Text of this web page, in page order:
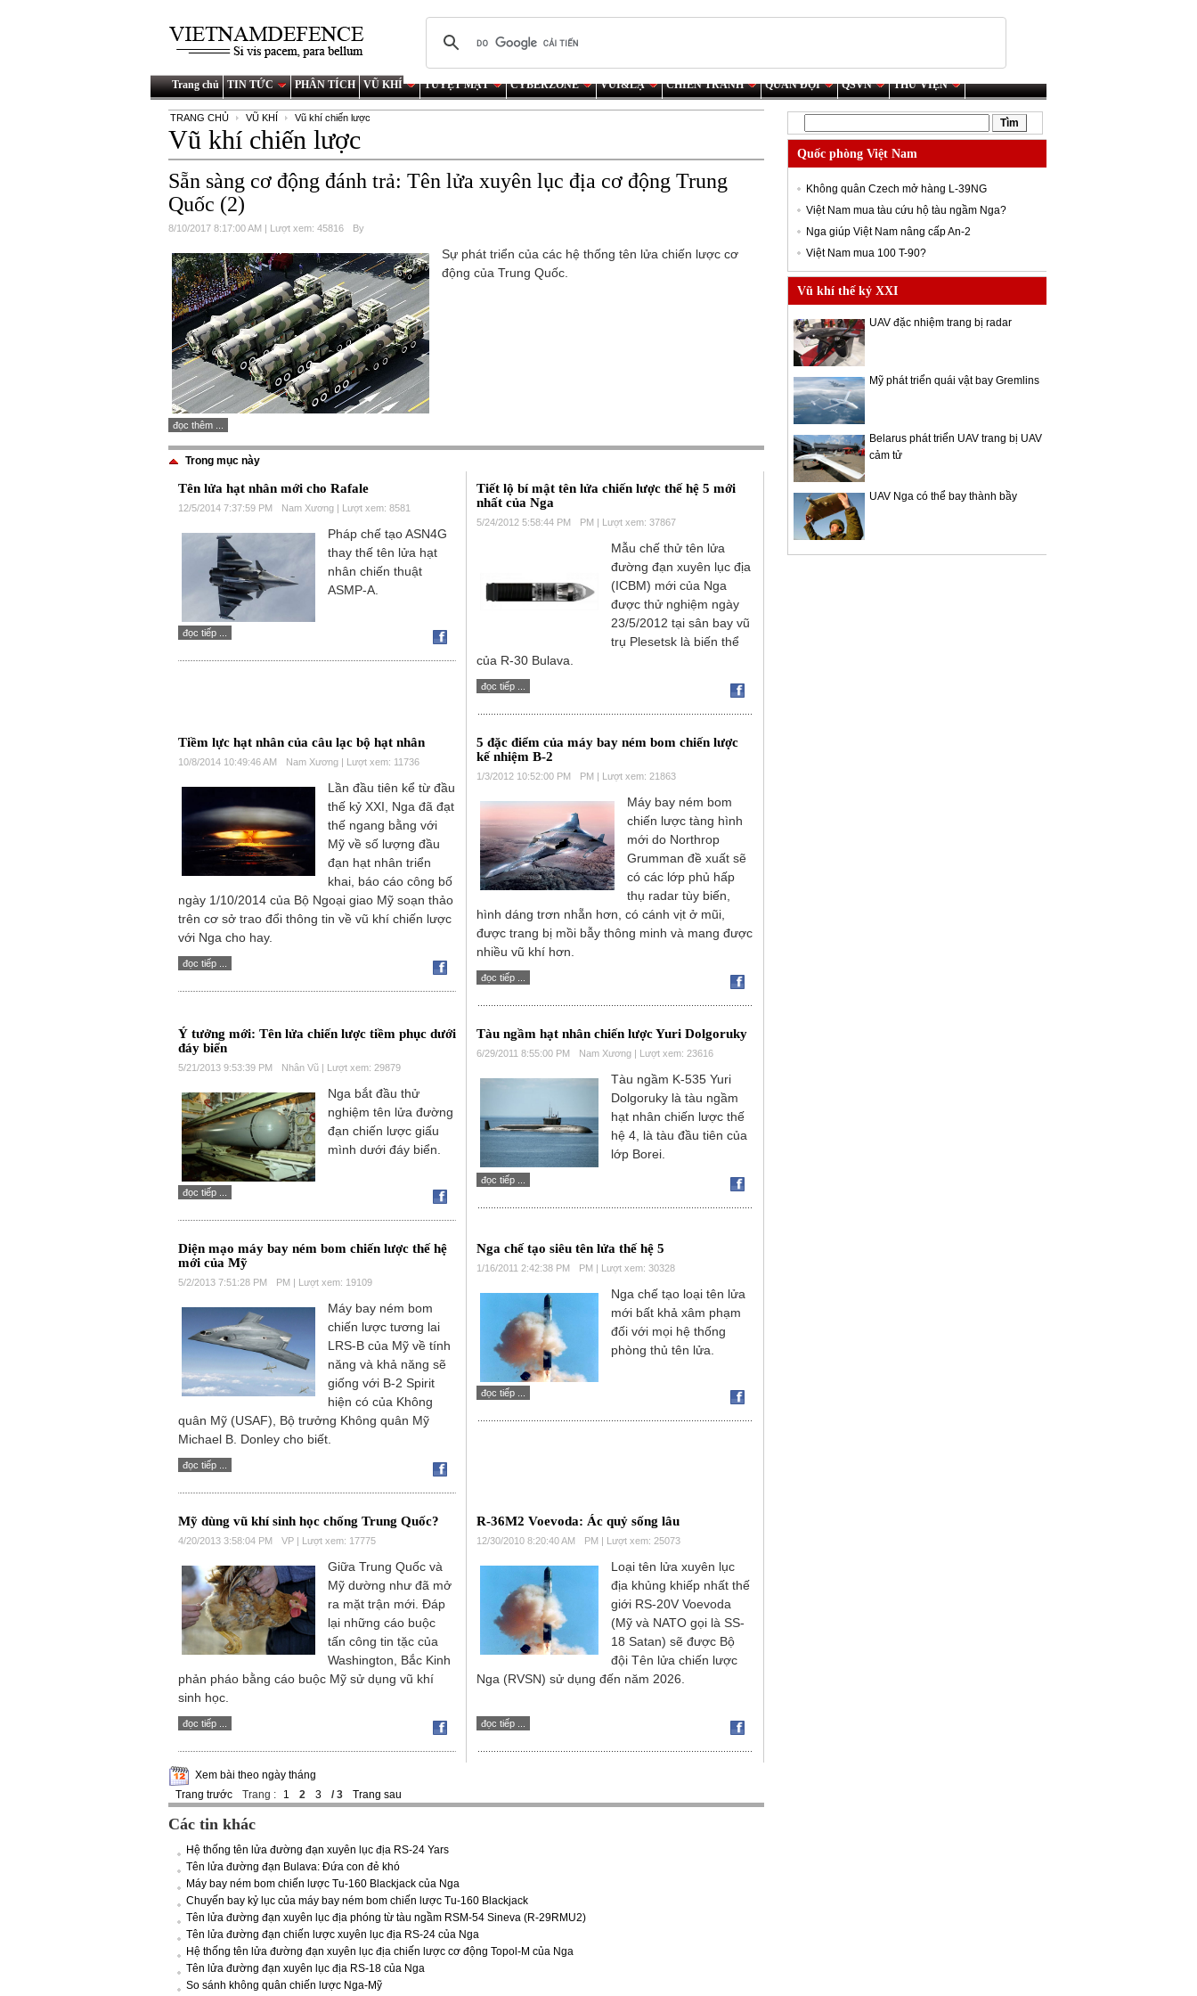
Trang chủ TIN TỨC PHÂN TÍCH VŨ KHÍ TUYỆT MẬT CYBERZONE VUI&LẠ CHIẾN TRANH QUÂN ĐỘI QSVN THƯ VIỆN
TRANG CHỦ VŨ KHÍ Vũ khí chiến lược
Vũ khí chiến lược
Sẵn sàng cơ động đánh trả: Tên lửa xuyên lục địa cơ động Trung
Quốc (2)
8/10/2017 8:17:00 AM | Lượt xem: 45816 By
Sự phát triển của các hệ thống tên lửa chiến lược cơ
động của Trung Quốc.
đọc thêm ...
Trong mục này
Tên lửa hạt nhân mới cho Rafale
12/5/2014 7:37:59 PM Nam Xương | Lượt xem: 8581
Pháp chế tạo ASN4G
thay thế tên lửa hạt
nhân chiến thuật
ASMP-A.
đọc tiếp ...
Tiết lộ bí mật tên lửa chiến lược thế hệ 5 mới
nhất của Nga
5/24/2012 5:58:44 PM PM | Lượt xem: 37867
Mẫu chế thử tên lửa
đường đạn xuyên lục địa
(ICBM) mới của Nga
được thử nghiệm ngày
23/5/2012 tại sân bay vũ
trụ Plesetsk là biến thể
của R-30 Bulava.
đọc tiếp ...
Tiềm lực hạt nhân của câu lạc bộ hạt nhân
10/8/2014 10:49:46 AM Nam Xương | Lượt xem: 11736
Lần đầu tiên kể từ đầu
thế kỷ XXI, Nga đã đạt
thế ngang bằng với
Mỹ về số lượng đầu
đạn hạt nhân triển
khai, báo cáo công bố
ngày 1/10/2014 của Bộ Ngoại giao Mỹ soạn thảo
trên cơ sở trao đổi thông tin về vũ khí chiến lược
với Nga cho hay.
đọc tiếp ...
5 đặc điểm của máy bay ném bom chiến lược
kế nhiệm B-2
1/3/2012 10:52:00 PM PM | Lượt xem: 21863
Máy bay ném bom
chiến lược tàng hình
mới do Northrop
Grumman đề xuất sẽ
có các lớp phủ hấp
thụ radar tùy biến,
hình dáng trơn nhẵn hơn, có cánh vịt ở mũi,
được trang bị mồi bẫy thông minh và mang được
nhiều vũ khí hơn.
đọc tiếp ...
Ý tưởng mới: Tên lửa chiến lược tiềm phục dưới
đáy biển
5/21/2013 9:53:39 PM Nhân Vũ | Lượt xem: 29879
Nga bắt đầu thử
nghiệm tên lửa đường
đạn chiến lược giấu
mình dưới đáy biển.
đọc tiếp ...
Tàu ngầm hạt nhân chiến lược Yuri Dolgoruky
6/29/2011 8:55:00 PM Nam Xương | Lượt xem: 23616
Tàu ngầm K-535 Yuri
Dolgoruky là tàu ngầm
hạt nhân chiến lược thế
hệ 4, là tàu đầu tiên của
lớp Borei.
đọc tiếp ...
Diện mạo máy bay ném bom chiến lược thế hệ
mới của Mỹ
5/2/2013 7:51:28 PM PM | Lượt xem: 19109
Máy bay ném bom
chiến lược tương lai
LRS-B của Mỹ về tính
năng và khả năng sẽ
giống với B-2 Spirit
hiện có của Không
quân Mỹ (USAF), Bộ trưởng Không quân Mỹ
Michael B. Donley cho biết.
đọc tiếp ...
Nga chế tạo siêu tên lửa thế hệ 5
1/16/2011 2:42:38 PM PM | Lượt xem: 30328
Nga chế tạo loại tên lửa
mới bất khả xâm phạm
đối với mọi hệ thống
phòng thủ tên lửa.
đọc tiếp ...
Mỹ dùng vũ khí sinh học chống Trung Quốc?
4/20/2013 3:58:04 PM VP | Lượt xem: 17775
Giữa Trung Quốc và
Mỹ dường như đã mở
ra mặt trận mới. Đáp
lại những cáo buộc
tấn công tin tặc của
Washington, Bắc Kinh
phản pháo bằng cáo buộc Mỹ sử dụng vũ khí
sinh học.
đọc tiếp ...
R-36M2 Voevoda: Ác quỷ sống lâu
12/30/2010 8:20:40 AM PM | Lượt xem: 25073
Loại tên lửa xuyên lục
địa khủng khiếp nhất thế
giới RS-20V Voevoda
(Mỹ và NATO gọi là SS-
18 Satan) sẽ được Bộ
đội Tên lửa chiến lược
Nga (RVSN) sử dụng đến năm 2026.
đọc tiếp ...
Xem bài theo ngày tháng
Trang trước
Trang : 1 2 3 / 3 Trang sau
Các tin khác
Hệ thống tên lửa đường đạn xuyên lục địa RS-24 Yars
Tên lửa đường đạn Bulava: Đứa con đẻ khó
Máy bay ném bom chiến lược Tu-160 Blackjack của Nga
Chuyến bay kỷ lục của máy bay ném bom chiến lược Tu-160 Blackjack
Tên lửa đường đạn xuyên lục địa phóng từ tàu ngầm RSM-54 Sineva (R-29RMU2)
Tên lửa đường đạn chiến lược xuyên lục địa RS-24 của Nga
Hệ thống tên lửa đường đạn xuyên lục địa chiến lược cơ động Topol-M của Nga
Tên lửa đường đạn xuyên lục địa RS-18 của Nga
So sánh không quân chiến lược Nga-Mỹ
Quốc phòng Việt Nam
Không quân Czech mở hàng L-39NG
Việt Nam mua tàu cứu hộ tàu ngầm Nga?
Nga giúp Việt Nam nâng cấp An-2
Việt Nam mua 100 T-90?
Vũ khí thế kỷ XXI
UAV đặc nhiệm trang bị radar
Mỹ phát triển quái vật bay Gremlins
Belarus phát triển UAV trang bị UAV
cảm tử
UAV Nga có thể bay thành bầy